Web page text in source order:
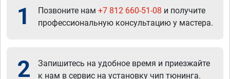
1 Позвоните нам +7 812 660-51-08 и получите
профессиональную консультацию у мастера.
2
Запишитесь на удобное время и приезжайте
к нам в сервис на установку чип тюнинга.